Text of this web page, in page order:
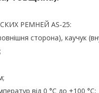
РЕМНЕЙ AS-25:
сторона), каучук
від 0 °C до +100 °C;